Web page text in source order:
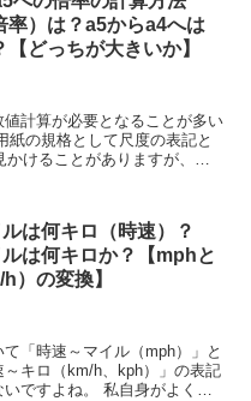
率）は？a5からa4へは
【どっちが大きいか】
計算が必要となることが多い
紙の規格として尺度の表記と
かけることがありますが、こ
は何キロ（時速）？
は何キロか？【mphと
）の変換】
「時速～マイル（mph）」と
キロ（km/h、kph）」の表記
ですよね。 私自身がよく感